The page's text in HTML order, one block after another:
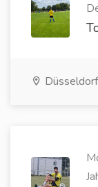
Düsseldorf